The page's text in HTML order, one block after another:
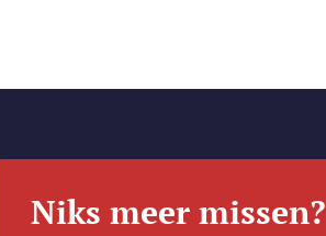
Niks meer missen?